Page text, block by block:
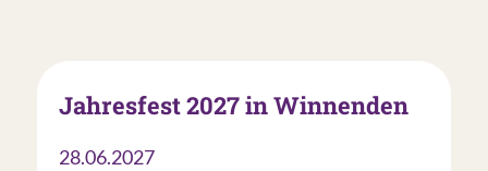
Jahresfest 2027 in Winnenden
28.06.2027